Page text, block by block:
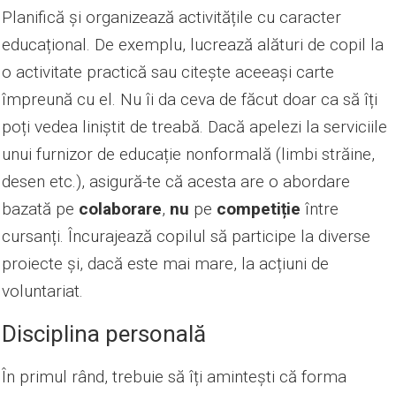
Planifică și organizează activitățile cu caracter
educațional. De exemplu, lucrează alături de copil la
o activitate practică sau citește aceeași carte
împreună cu el. Nu îi da ceva de făcut doar ca să îți
poți vedea liniștit de treabă. Dacă apelezi la serviciile
unui furnizor de educație nonformală (limbi străine,
desen etc.), asigură-te că acesta are o abordare
bazată pe colaborare, nu pe competiție între
cursanți. Încurajează copilul să participe la diverse
proiecte și, dacă este mai mare, la acțiuni de
voluntariat.
Disciplina personală
În primul rând, trebuie să îți amintești că forma